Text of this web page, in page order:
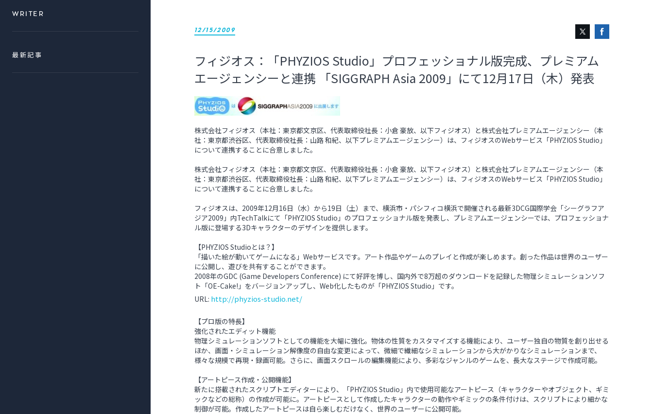
12/15/2009
フィジオス：「PHYZIOS Studio」プロフェッショナル版完成、プレミアム
エージェンシーと連携 「SIGGRAPH Asia 2009」にて12月17日（木）発表
株式会社フィジオス（本社：東京都文京区、代表取締役社長：小倉 豪放、以下フィジオス）と株式会社プレミアムエージェンシー（本
社：東京都渋谷区、代表取締役社長：山路 和紀、以下プレミアムエージェンシー）は、フィジオスのWebサービス「PHYZIOS Studio」
について連携することに合意しました。
株式会社フィジオス（本社：東京都文京区、代表取締役社長：小倉 豪放、以下フィジオス）と株式会社プレミアムエージェンシー（本
社：東京都渋谷区、代表取締役社長：山路 和紀、以下プレミアムエージェンシー）は、フィジオスのWebサービス「PHYZIOS Studio」
について連携することに合意しました。
フィジオスは、2009年12月16日（水）から19日（土）まで、横浜市・パシフィコ横浜で開催される最新3DCG国際学会「シーグラフア
ジア2009」内TechTalkにて「PHYZIOS Studio」のプロフェッショナル版を発表し、プレミアムエージェンシーでは、プロフェッショナ
ル版に登場する3Dキャラクターのデザインを提供します。
【PHYZIOS Studioとは？】
「描いた絵が動いてゲームになる」Webサービスです。アート作品やゲームのプレイと作成が楽しめます。創った作品は世界のユーザー
に公開し、遊びを共有することができます。
2008年のGDC (Game Developers Conference) にて好評を博し、国内外で8万超のダウンロードを記録した物理シミュレーションソフ
ト「OE-Cake!」をバージョンアップし、Web化したものが「PHYZIOS Studio」です。
URL: http://phyzios-studio.net/
【プロ版の特長】
強化されたエディット機能
物理シミュレーションソフトとしての機能を大幅に強化。物体の性質をカスタマイズする機能により、ユーザー独自の物質を創り出せる
ほか、画面・シミュレーション解像度の自由な変更によって、微細で繊細なシミュレーションから大がかりなシミュレーションまで、
様々な規模で再現・録画可能。さらに、画面スクロールの編集機能により、多彩なジャンルのゲームを、長大なステージで作成可能。
【アートピース作成・公開機能】
新たに搭載されたスクリプトエディターにより、「PHYZIOS Studio」内で使用可能なアートピース（キャラクターやオブジェクト、ギミ
ックなどの総称）の作成が可能に。アートピースとして作成したキャラクターの動作やギミックの条件付けは、スクリプトにより細かな
制御が可能。作成したアートピースは自ら楽しむだけなく、世界のユーザーに公開可能。
WRITER
最新記事